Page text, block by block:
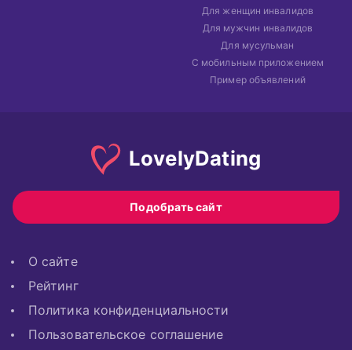
Для женщин инвалидов
Для мужчин инвалидов
Для мусульман
С мобильным приложением
Пример объявлений
LovelyDating
Подобрать сайт
О сайте
Рейтинг
Политика конфиденциальности
Пользовательское соглашение